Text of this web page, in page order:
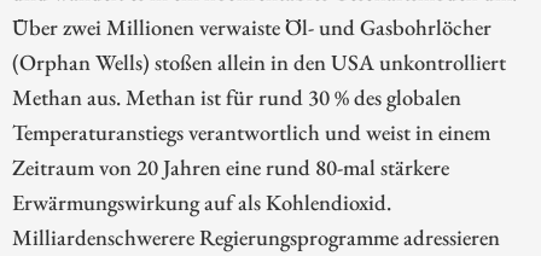
Über zwei Millionen verwaiste Öl- und Gasbohrlöcher
(Orphan Wells) stoßen allein in den USA unkontrolliert
Methan aus. Methan ist für rund 30 % des globalen
Temperaturanstiegs verantwortlich und weist in einem
Zeitraum von 20 Jahren eine rund 80-mal stärkere
Erwärmungswirkung auf als Kohlendioxid.
Milliardenschwerere Regierungsprogramme adressieren